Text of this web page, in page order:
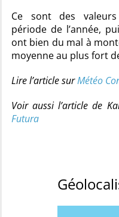
Ce sont des
période de l’année,
ont bien du mal à
moyenne au plus fort
Lire l’article surMétéo
Voir aussi l’article de
Futura